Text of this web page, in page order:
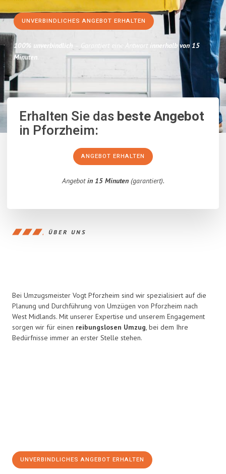
UNVERBINDLICHES ANGEBOT ERHALTEN
100% unverbindlich – Garantiert eine Antwort innerhalb von 15
Minuten.
Erhalten Sie dasbeste Angebot
in Pforzheim:
ANGEBOT ERHALTEN
Angebotin 15 Minuten(garantiert).
ÜBER UNS
Bei Umzugsmeister Vogt Pforzheim sind wir spezialisiert auf die
Planung und Durchführung von Umzügen von Pforzheim nach
West Midlands. Mit unserer Expertise und unserem Engagement
sorgen wir für einen reibungslosen Umzug, bei dem Ihre
Bedürfnisse immer an erster Stelle stehen.
UNVERBINDLICHES ANGEBOT ERHALTEN